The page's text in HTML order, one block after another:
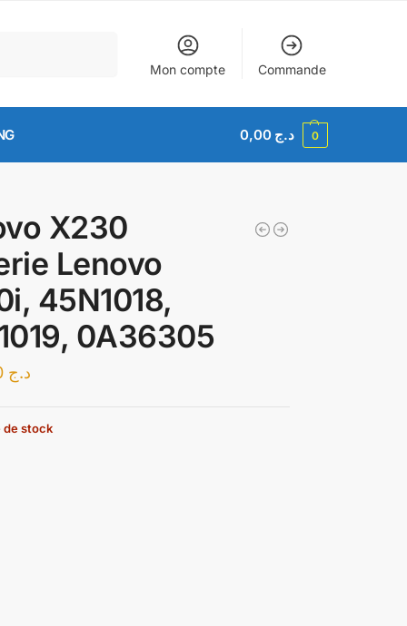
Mon compte Commande
د.ج 0,00 0
X230
Lenovo
45N1018,
0A36305
د.ج
de stock